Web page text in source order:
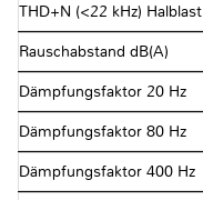
THD+N (<22 kHz) Halblast
Rauschabstand dB(A)
Dämpfungsfaktor 20 Hz
Dämpfungsfaktor 80 Hz
Dämpfungsfaktor 400 Hz